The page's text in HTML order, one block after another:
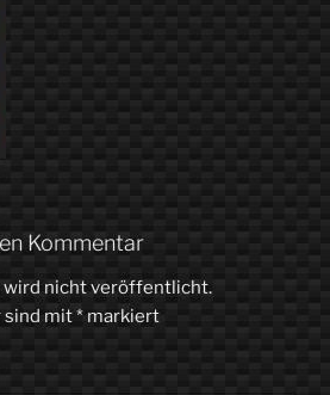
Kommentar
wird nicht veröffentlicht.
sind mit* markiert